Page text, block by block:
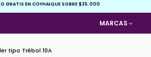
GRATIS EN COYHAIQUE SOBRE $35.000
MARCAS
tipo Trébol 10A